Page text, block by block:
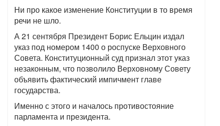
Ни про какое изменение Конституции в то время
речи не шло.
А 21 сентября Президент Борис Ельцин издал
указ под номером 1400 о роспуске Верховного
Совета. Конституционный суд признал этот указ
незаконным, что позволило Верховному Совету
объявить фактический импичмент главе
государства.
Именно с этого и началось противостояние
парламента и президента.